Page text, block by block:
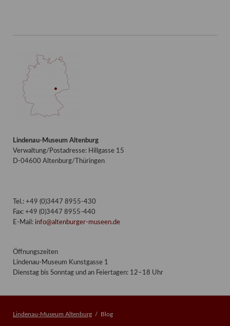
Lindenau-Museum Altenburg
Verwaltung/Postadresse: Hillgasse 15
D-04600 Altenburg/Thüringen
Tel.: +49 (0)3447 8955-430
Fax: +49 (0)3447 8955-440
E-Mail: info@altenburger-museen.de
Öffnungszeiten
Lindenau-Museum Kunstgasse 1
Dienstag bis Sonntag und an Feiertagen: 12–18 Uhr
Lindenau-Museum Altenburg Blog